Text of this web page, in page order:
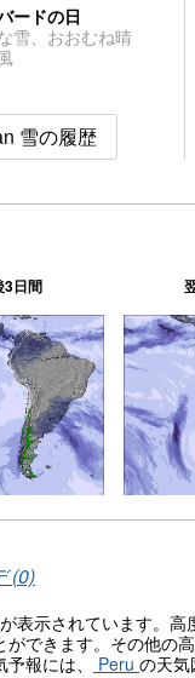
ードの日
雪、おおむね晴
雪の履歴
3日間
(0)
示されています。高
できます。その他の
報には、
Peru の天気